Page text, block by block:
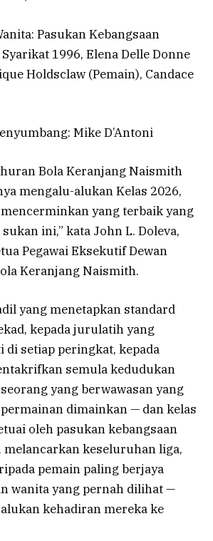
Pasukan Kebangsaan
1996, Elena Delle Donne
Holdsclaw (Pemain), Candace
Mike D’Antoni
Bola Keranjang Naismith
mengalu-alukan Kelas 2026,
yang terbaik yang
ini,” kata John L. Doleva,
Pegawai Eksekutif Dewan
Keranjang Naismith.
yang menetapkan standard
kepada jurulatih yang
di setiap peringkat, kepada
semula kedudukan
yang berwawasan yang
dimainkan — dan kelas
oleh pasukan kebangsaan
melancarkan keseluruhan liga,
pemain paling berjaya
wanita yang pernah dilihat —
kehadiran mereka ke